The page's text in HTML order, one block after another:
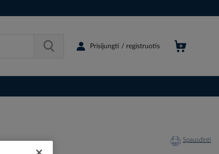
Prisijungti / registruotis
Spausdinti